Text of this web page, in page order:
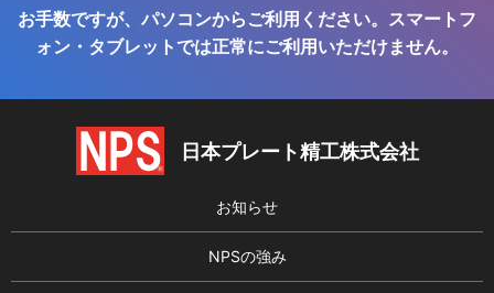
お手数ですが、パソコンからご利用ください。スマートフ
ォン・タブレットでは正常にご利用いただけません。
日本プレート精工株式会社
お知らせ
NPSの強み